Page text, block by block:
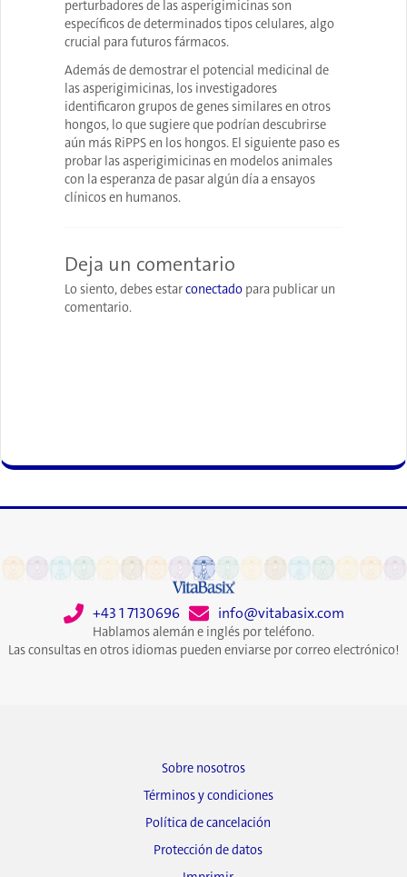
perturbadores de las asperigimicinas son
específicos de determinados tipos celulares, algo
crucial para futuros fármacos.
Además de demostrar el potencial medicinal de
las asperigimicinas, los investigadores
identificaron grupos de genes similares en otros
hongos, lo que sugiere que podrían descubrirse
aún más RiPPS en los hongos. El siguiente paso es
probar las asperigimicinas en modelos animales
con la esperanza de pasar algún día a ensayos
clínicos en humanos.
Deja un comentario
Lo siento, debes estarconectado para publicar un
comentario.
+43 1 7130696 info@vitabasix.com
Hablamos alemán e inglés por teléfono.
Las consultas en otros idiomas pueden enviarse por correo electrónico!
Sobre nosotros
Términos y condiciones
Política de cancelación
Protección de datos